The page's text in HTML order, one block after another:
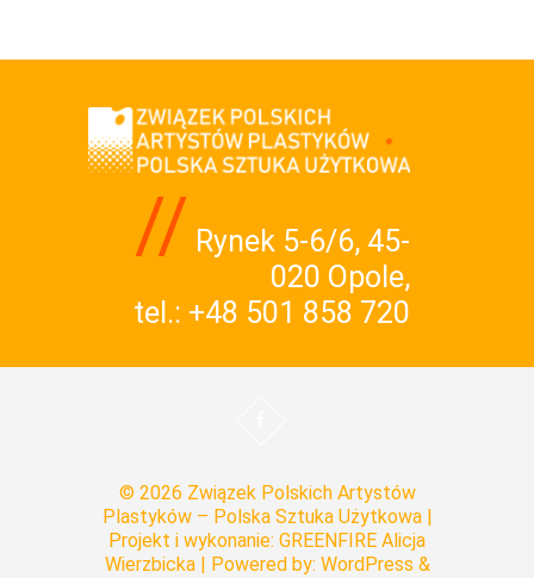
// Rynek 5-6/6, 45-
020 Opole,
tel.: +48 501 858 720
© 2026 Związek Polskich Artystów
Plastyków – Polska Sztuka Użytkowa|
Projekt i wykonanie: GREENFIRE Alicja
Wierzbicka| Powered by: WordPress &